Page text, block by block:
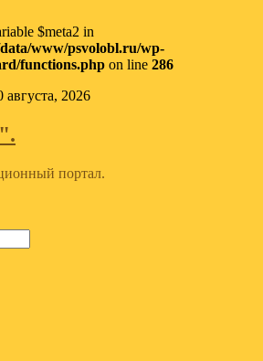
$meta2 in
www/psvolobl.ru/wp-
functions.php on line 286
2026
портал.